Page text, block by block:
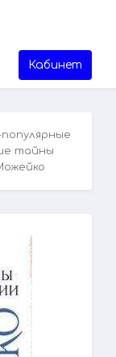
Кабинет
тайны